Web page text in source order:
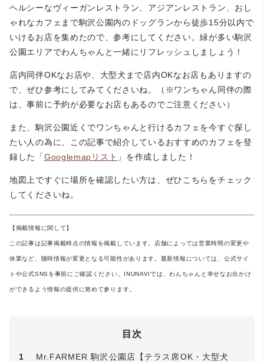
ヘルシーなヴィーガンレストラン、アジアンレストラン、おし
ゃれなカフェまで駒沢公園内のドッグランから徒歩15分以内で
いけるお店を集めたので、参考にしてください。緑が多い駒沢
公園エリアでわんちゃんと一緒にリフレッシュしましょう！
店内同伴OKなお店や、大型犬まで店内OKなお店もありますの
で、ぜひ参考にしてみてくださいね。（※ワンちゃん同伴の際
は、事前に予約が必要なお店もあるのでご注意ください）
また、駒沢公園近くでワンちゃんと行けるカフェを今すぐ探し
たい人の為に、この記事で紹介しているおすすめのカフェを登
録した「Googlemapリスト 」を作成しました！
地図上ですぐに場所を確認したい方は、ぜひこちらをチェック
してくださいね。
【掲載情報に関して】
この記事は記事掲載時点の情報を掲載しています。店舗によっては営業時間の変更や
休業など、随時情報が変更となる可能性があります。最新情報については、公式サイ
トや公式SNSを事前にご確認ください。INUNAVIでは、わんちゃんと幸せなお出かけ
ができるよう情報の提供に努めて参ります。
目次
1
Mr.FARMER 駒沢公園店【テラス席OK・大型犬